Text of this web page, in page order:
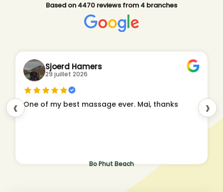
Based on 4470 reviews from 4 branches
‹
Bo Phut Beach
Sjoerd Hamers
29 juillet 2026
One of my best massage ever. Mai, thanks ›